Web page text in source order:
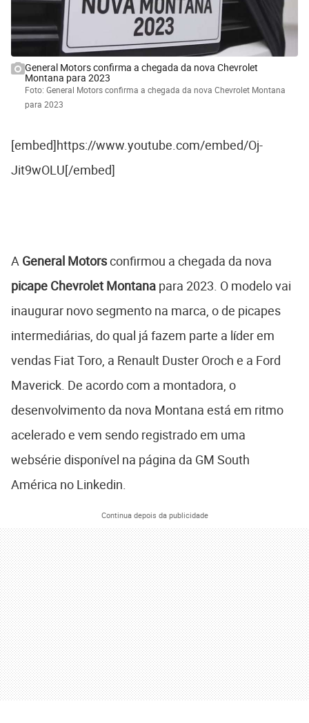
General Motors confirma a chegada da nova Chevrolet
Montana para 2023
Foto: General Motors confirma a chegada da nova Chevrolet Montana
para 2023
[embed]https://www.youtube.com/embed/Oj-
Jit9wOLU[/embed]
A General Motorsconfirmou a chegada da nova
picape Chevrolet Montana para 2023. O modelo vai
inaugurar novo segmento na marca, o de picapes
intermediárias, do qual já fazem parte a líder em
vendas Fiat Toro, a Renault Duster Oroch e a Ford
Maverick. De acordo com a montadora, o
desenvolvimento da nova Montana está em ritmo
acelerado e vem sendo registrado em uma
websérie disponível na página da GM South
América no Linkedin.
Continua depois da publicidade